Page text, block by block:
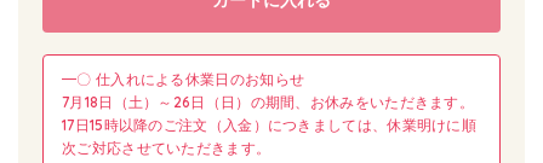
━〇 仕入れによる休業日のお知らせ
7月18日（土）～26日（日）の期間、お休みをいただきます。
17日15時以降のご注文（入金）につきましては、休業明けに順
次ご対応させていただきます。